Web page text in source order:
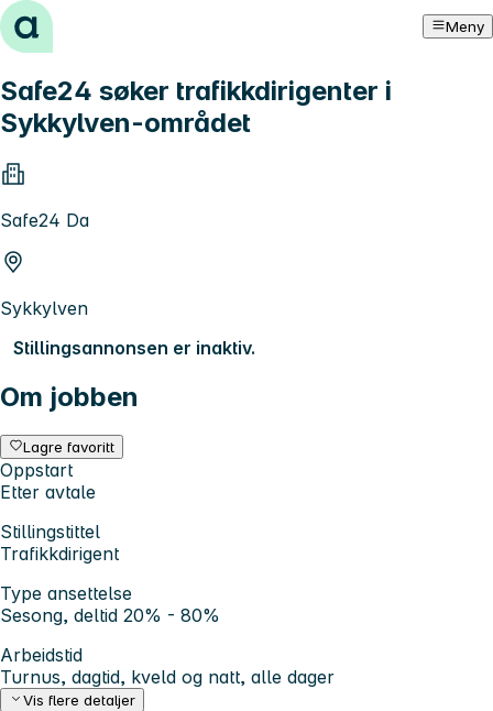
Hopp til innhold Meny
Safe24 søker trafikkdirigenter i
Sykkylven-området
Safe24 Da
Sykkylven
Stillingsannonsen er inaktiv.
Om jobben
Lagre favoritt
Oppstart
Etter avtale
Stillingstittel
Trafikkdirigent
Type ansettelse
Sesong, deltid 20% - 80%
Arbeidstid
Turnus, dagtid, kveld og natt, alle dager
Vis flere detaljer